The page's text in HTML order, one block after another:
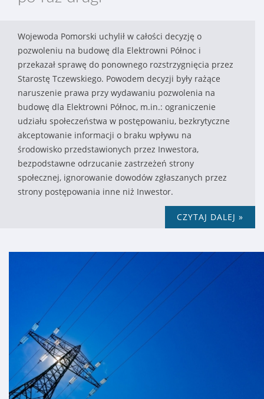
Wojewoda Pomorski uchylił w całości decyzję o
pozwoleniu na budowę dla Elektrowni Północ i
przekazał sprawę do ponownego rozstrzygnięcia przez
Starostę Tczewskiego. Powodem decyzji były rażące
naruszenie prawa przy wydawaniu pozwolenia na
budowę dla Elektrowni Północ, m.in.: ograniczenie
udziału społeczeństwa w postępowaniu, bezkrytyczne
akceptowanie informacji o braku wpływu na
środowisko przedstawionych przez Inwestora,
bezpodstawne odrzucanie zastrzeżeń strony
społecznej, ignorowanie dowodów zgłaszanych przez
strony postępowania inne niż Inwestor.
CZYTAJ DALEJ »